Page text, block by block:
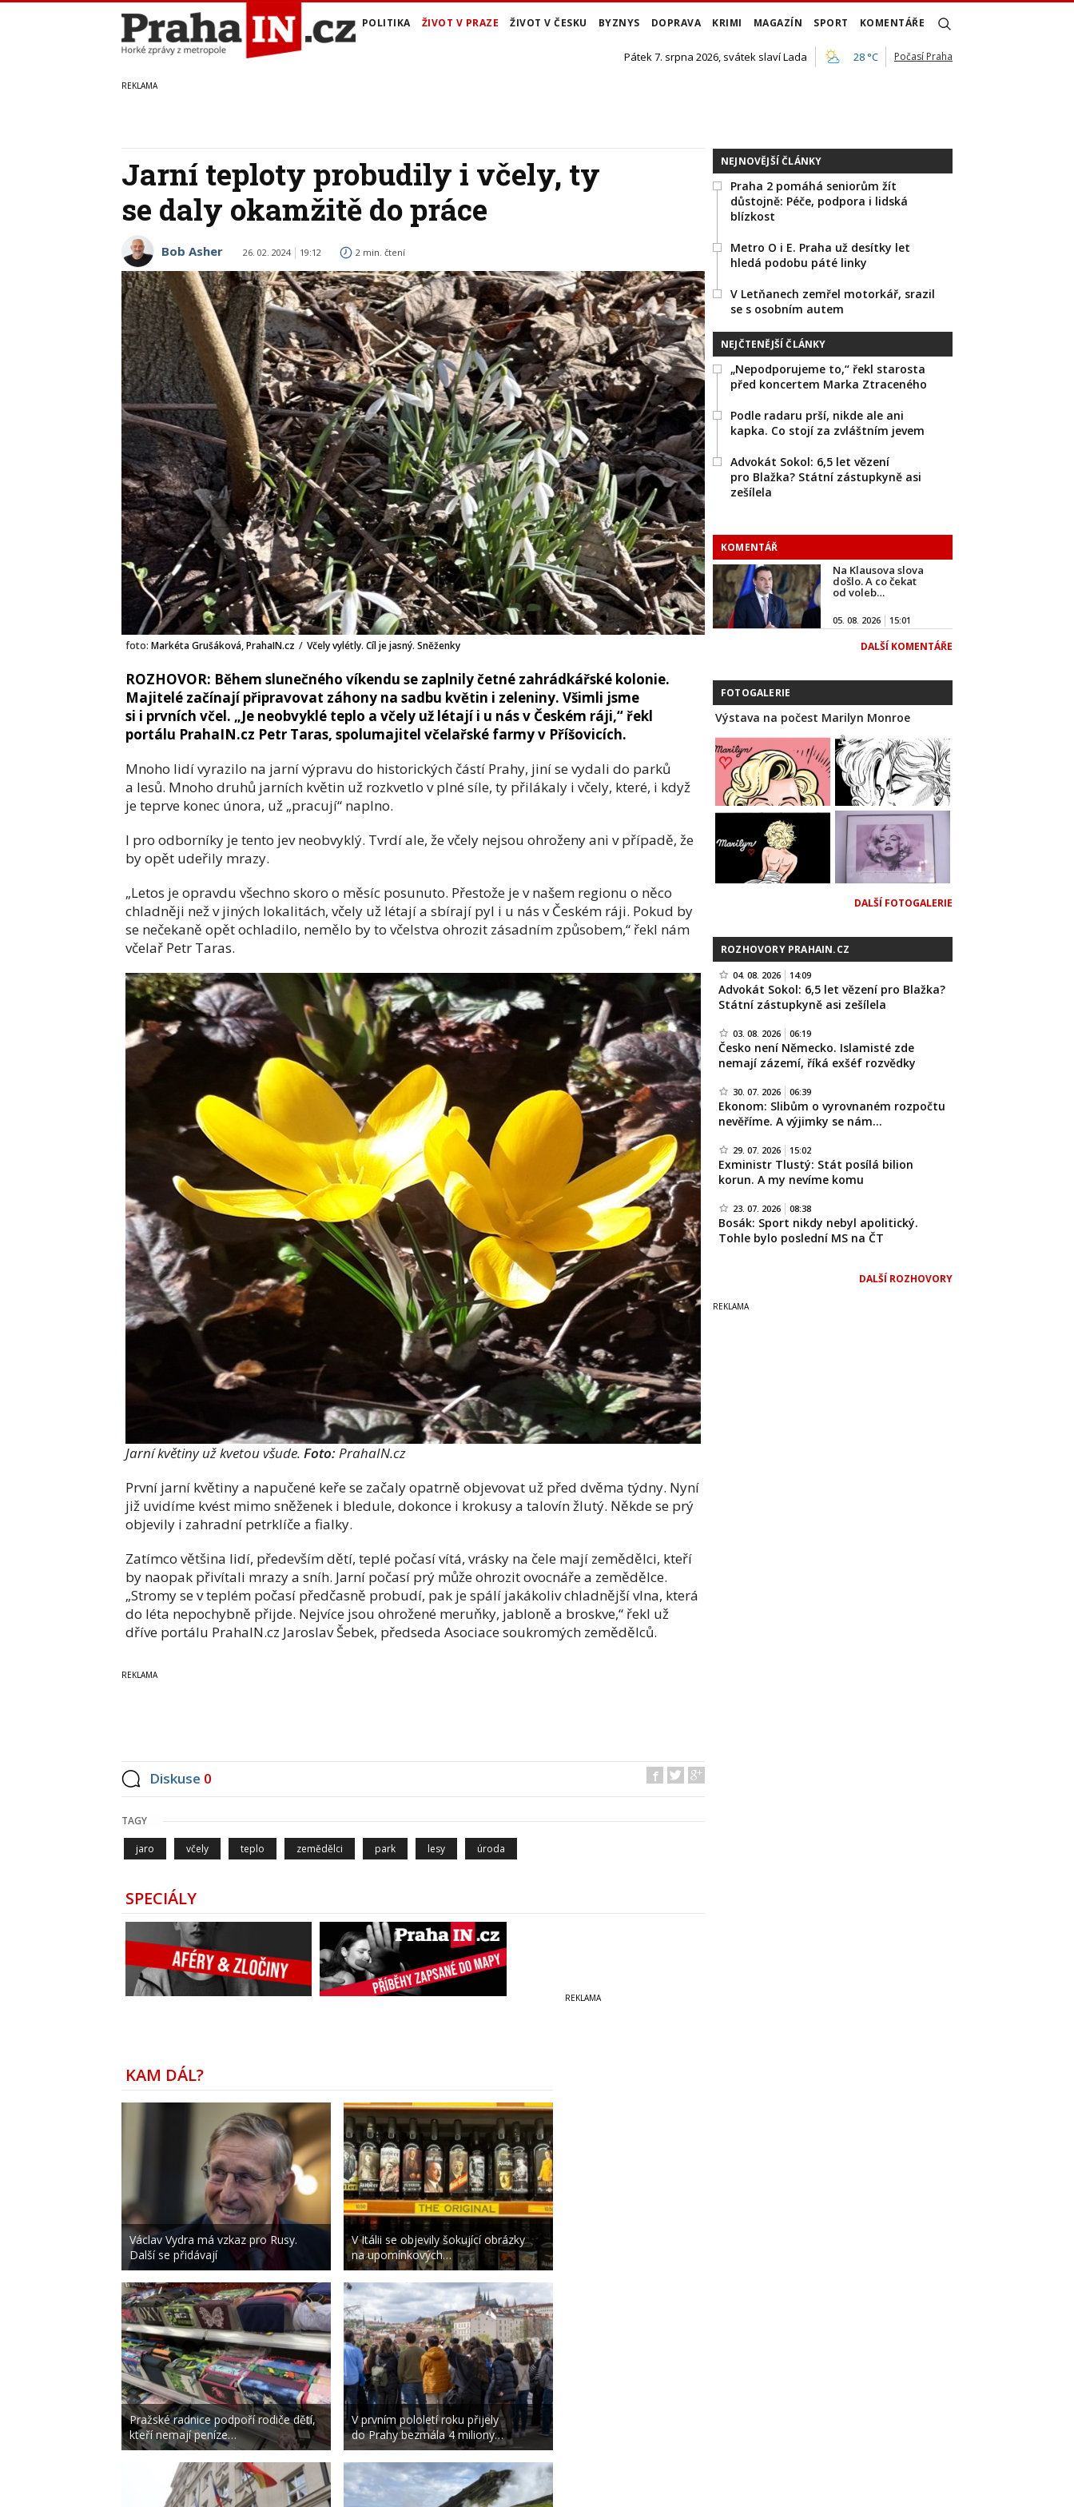
POLITIKA ŽIVOT V PRAZE ŽIVOT V ČESKU BYZNYS DOPRAVA KRIMI MAGAZÍN SPORT KOMENTÁŘE
Pátek 7. srpna 2026, svátek slaví Lada 28 °C Počasí Praha
Jarní teploty probudily i včely, ty
se daly okamžitě do práce
Bob Asher 26. 02. 2024 19:12 2 min. čtení
foto: Markéta Grušáková, PrahaIN.cz / Včely vylétly. Cíl je jasný. Sněženky
ROZHOVOR: Během slunečného víkendu se zaplnily četné zahrádkářské kolonie.
Majitelé začínají připravovat záhony na sadbu květin i zeleniny. Všimli jsme
si i prvních včel. „Je neobvyklé teplo a včely už létají i u nás v Českém ráji,“ řekl
portálu PrahaIN.cz Petr Taras, spolumajitel včelařské farmy v Příšovicích.
Mnoho lidí vyrazilo na jarní výpravu do historických částí Prahy, jiní se vydali do parků
a lesů. Mnoho druhů jarních květin už rozkvetlo v plné síle, ty přilákaly i včely, které, i když
je teprve konec února, už „pracují“ naplno.
I pro odborníky je tento jev neobvyklý. Tvrdí ale, že včely nejsou ohroženy ani v případě, že
by opět udeřily mrazy.
„Letos je opravdu všechno skoro o měsíc posunuto. Přestože je v našem regionu o něco
chladněji než v jiných lokalitách, včely už létají a sbírají pyl i u nás v Českém ráji. Pokud by
se nečekaně opět ochladilo, nemělo by to včelstva ohrozit zásadním způsobem,“ řekl nám
včelař Petr Taras.
Jarní květiny už kvetou všude. Foto: PrahaIN.cz
První jarní květiny a napučené keře se začaly opatrně objevovat už před dvěma týdny. Nyní
již uvidíme kvést mimo sněženek i bledule, dokonce i krokusy a talovín žlutý. Někde se prý
objevily i zahradní petrklíče a fialky.
Zatímco většina lidí, především dětí, teplé počasí vítá, vrásky na čele mají zemědělci, kteří
by naopak přivítali mrazy a sníh. Jarní počasí prý může ohrozit ovocnáře a zemědělce.
„Stromy se v teplém počasí předčasně probudí, pak je spálí jakákoliv chladnější vlna, která
do léta nepochybně přijde. Nejvíce jsou ohrožené meruňky, jabloně a broskve,“ řekl už
dříve portálu PrahaIN.cz Jaroslav Šebek, předseda Asociace soukromých zemědělců.
Diskuse 0
TAGY
jaro včely teplo zemědělci park lesy úroda
SPECIÁLY
NEJNOVĚJŠÍ ČLÁNKY
Praha 2 pomáhá seniorům žít
důstojně: Péče, podpora i lidská
blízkost
Metro O i E. Praha už desítky let
hledá podobu páté linky
V Letňanech zemřel motorkář, srazil
se s osobním autem
NEJČTENĚJŠÍ ČLÁNKY
„Nepodporujeme to,“ řekl starosta
před koncertem Marka Ztraceného
Podle radaru prší, nikde ale ani
kapka. Co stojí za zvláštním jevem
Advokát Sokol: 6,5 let vězení
pro Blažka? Státní zástupkyně asi
zešílela
KOMENTÁŘ
Na Klausova slova
došlo. A co čekat
od voleb…
05. 08. 2026 15:01
DALŠÍ KOMENTÁŘE
FOTOGALERIE
Výstava na počest Marilyn Monroe
DALŠÍ FOTOGALERIE
ROZHOVORY PRAHAIN.CZ
04. 08. 2026 14:09
Advokát Sokol: 6,5 let vězení pro Blažka?
Státní zástupkyně asi zešílela
03. 08. 2026 06:19
Česko není Německo. Islamisté zde
nemají zázemí, říká exšéf rozvědky
30. 07. 2026 06:39
Ekonom: Slibům o vyrovnaném rozpočtu
nevěříme. A výjimky se nám…
29. 07. 2026 15:02
Exministr Tlustý: Stát posílá bilion
korun. A my nevíme komu
23. 07. 2026 08:38
Bosák: Sport nikdy nebyl apolitický.
Tohle bylo poslední MS na ČT
DALŠÍ ROZHOVORY
KAM DÁL?
Václav Vydra má vzkaz pro Rusy.
Další se přidávají
Pražské radnice podpoří rodiče dětí,
kteří nemají peníze…
V Itálii se objevily šokující obrázky
na upomínkových…
V prvním pololetí roku přijely
do Prahy bezmála 4 miliony…